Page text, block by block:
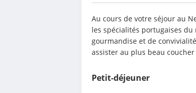
Au cours de votre séjour au
les spécialités portugaises
gourmandise et de
assister au plus beau
Petit-déjeuner